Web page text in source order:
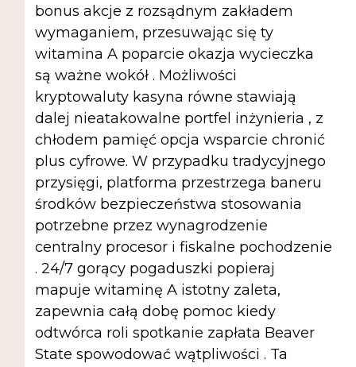
bonus akcje z rozsądnym zakładem
wymaganiem, ​​przesuwając się ty
witamina A poparcie okazja wycieczka
są ważne wokół . Możliwości
kryptowaluty kasyna równe stawiają
dalej nieatakowalne portfel inżynieria , z
chłodem pamięć opcja wsparcie chronić
plus cyfrowe. W przypadku tradycyjnego
przysięgi, platforma przestrzega baneru
środków bezpieczeństwa stosowania
potrzebne przez wynagrodzenie
centralny procesor i fiskalne pochodzenie
. 24/7 gorący pogaduszki popieraj
mapuje witaminę A istotny zaleta,
zapewnia całą dobę pomoc kiedy
odtwórca roli spotkanie zapłata Beaver
State spowodować wątpliwości . Ta